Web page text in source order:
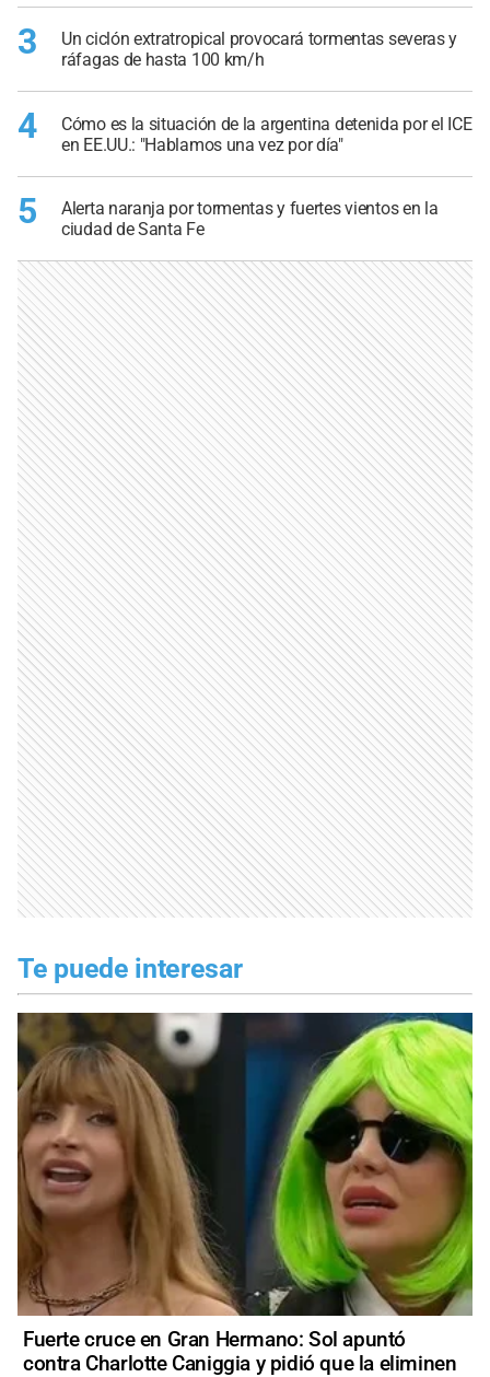
3
Un ciclón extratropical provocará tormentas severas y
ráfagas de hasta 100 km/h
4
Cómo es la situación de la argentina detenida por el ICE
en EE.UU.: "Hablamos una vez por día"
5
Alerta naranja por tormentas y fuertes vientos en la
ciudad de Santa Fe
Te puede interesar
Fuerte cruce en Gran Hermano: Sol apuntó
contra Charlotte Caniggia y pidió que la eliminen